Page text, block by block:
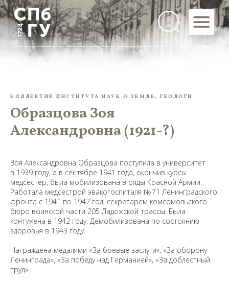
КОЛЛЕКТИВ ИНСТИТУТА НАУК О ЗЕМЛЕ. ГЕОЛОГИ
Образцова Зоя
Александровна (1921-?)
Зоя Александровна Образцова поступила в университет
в 1939 году, а в сентябре 1941 года, окончив курсы
медсестер, была мобилизована в ряды Красной Армии.
Работала медсестрой эвакогоспиталя № 71 Ленинградского
фронта с 1941 по 1942 год, секретарем комсомольского
бюро воинской части 205 Ладожской трассы. Была
контужена в 1942 году. Демобилизована по состоянию
здоровья в 1943 году.
Награждена медалями «За боевые заслуги», «За оборону
Ленинграда», «За победу над Германией», «За доблестный
труд».